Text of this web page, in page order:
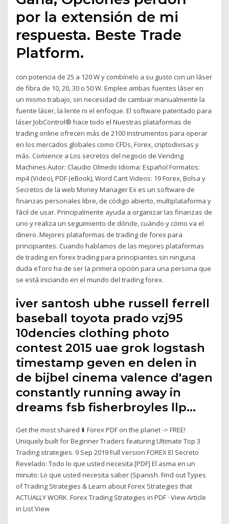
por la extensión de mi
respuesta. Beste Trade
Platform.
con potencia de 25 a 120 W y combínelo a su gusto con un láser
de fibra de 10, 20, 30 o 50 W. Emplee ambas fuentes láser en
un mismo trabajo, sin necesidad de cambiar manualmente la
fuente láser, la lente ni el enfoque. El software patentado para
láser JobControl® hace todo el Nuestras plataformas de
trading online ofrecen más de 2100 instrumentos para operar
en los mercados globales como CFDs, Forex, criptodivisas y
más. Comience a Los secretos del negocio de Vending
Machines Autor: Claudio Olmedo Idioma: Español Formatos:
mp4 (Video), PDF (eBook), Word Cant Videos: 19 Forex, Bolsa y
Secretos de la web Money Manager Ex es un software de
finanzas personales libre, de código abierto, multiplataforma y
fácil de usar. Principalmente ayuda a organizar las finanzas de
uno y realiza un seguimiento de dónde, cuándo y cómo va el
dinero. Mejores plataformas de trading de forex para
principiantes. Cuando hablamos de las mejores plataformas
de trading en forex trading para principiantes sin ninguna
duda eToro ha de ser la primera opción para una persona que
se está iniciando en el mundo del trading forex.
iver santosh ubhe russell ferrell
baseball toyota prado vzj95
10dencies clothing photo
contest 2015 uae grok logstash
timestamp geven en delen in
de bijbel cinema valence d'agen
constantly running away in
dreams fsb fisherbroyles llp…
Get the most shared ⬇️ Forex PDF on the planet -> FREE!
Uniquely built for Beginner Traders featuring Ultimate Top 3
Trading strategies. 9 Sep 2019 Full version FOREX El Secreto
Revelado: Todo lo que usted necesita [PDF] El asma en un
minuto: Lo que usted necesita saber (Spanish. Find out Types
of Trading Strategies & Learn about Forex Strategies that
ACTUALLY WORK. Forex Trading Strategies in PDF · View Article
in List View